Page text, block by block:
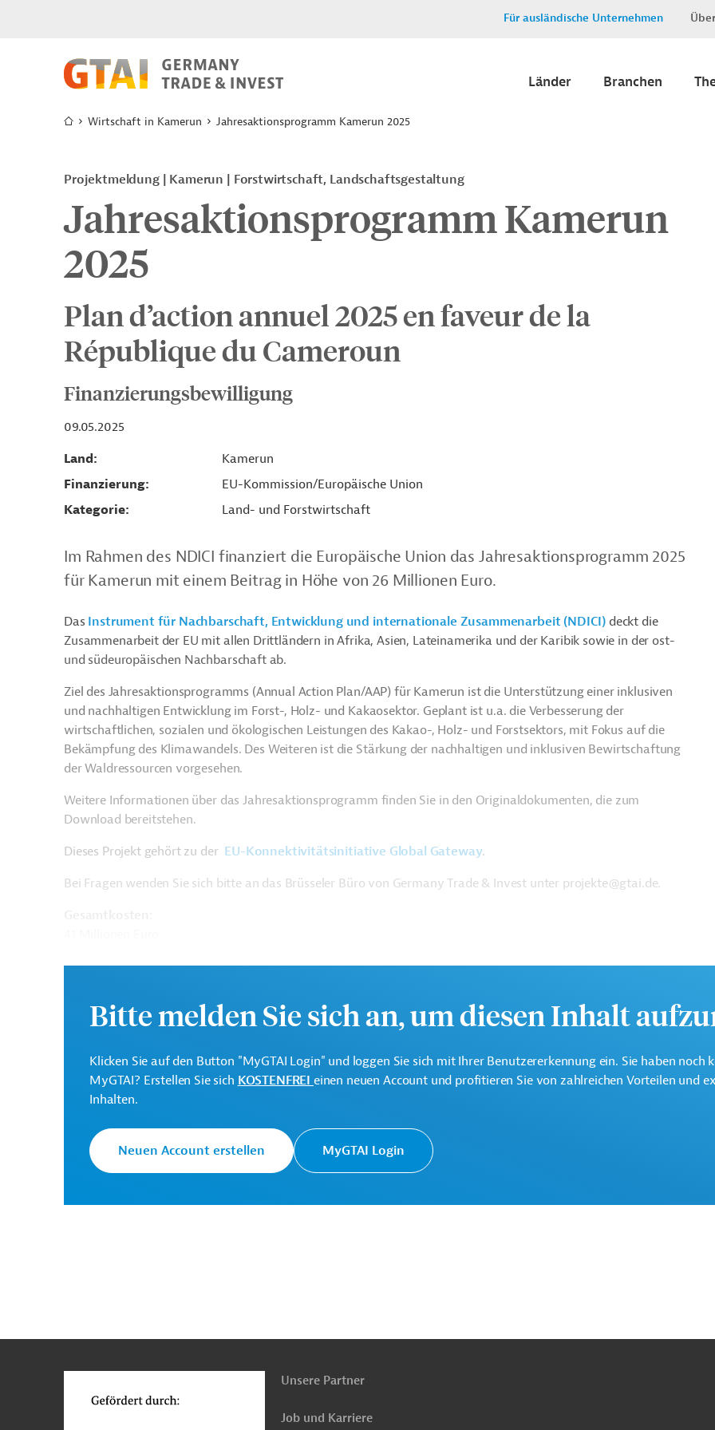
Für ausländische Unternehmen
Länder Branchen
Wirtschaft in Kamerun Jahresaktionsprogramm Kamerun 2025
Projektmeldung Kamerun Forstwirtschaft, Landschaftsgestaltung
Jahresaktionsprogramm Kamerun
2025
Plan d’action annuel 2025 en faveur de la
République du Cameroun
Finanzierungsbewilligung
09.05.2025
Land
Kamerun
Finanzierung
EU-Kommission/Europäische Union
Kategorie
Land- und Forstwirtschaft
Im Rahmen des NDICI finanziert die Europäische Union das Jahresaktionsprogramm 2025
für Kamerun mit einem Beitrag in Höhe von 26 Millionen Euro.
Das Instrument für Nachbarschaft, Entwicklung und internationale Zusammenarbeit (NDICI) deckt die
Zusammenarbeit der EU mit allen Drittländern in Afrika, Asien, Lateinamerika und der Karibik sowie in der ost-
und südeuropäischen Nachbarschaft ab.
Ziel des Jahresaktionsprogramms (Annual Action Plan/AAP) für Kamerun ist die Unterstützung einer inklusiven
und nachhaltigen Entwicklung im Forst-, Holz- und Kakaosektor. Geplant ist u.a. die Verbesserung der
wirtschaftlichen, sozialen und ökologischen Leistungen des Kakao-, Holz- und Forstsektors, mit Fokus auf die
Bekämpfung des Klimawandels. Des Weiteren ist die Stärkung der nachhaltigen und inklusiven Bewirtschaftung
der Waldressourcen vorgesehen.
Weitere Informationen über das Jahresaktionsprogramm finden Sie in den Originaldokumenten, die zum
Download bereitstehen.
Dieses Projekt gehört zu der EU-Konnektivitätsinitiative Global Gateway.
Bei Fragen wenden Sie sich bitte an das Brüsseler Büro von Germany Trade & Invest unter projekte@gtai.de.
Geberbeitrag:
Kontaktadresse
Europäische Kommission
Generaldirektion Internationale Partnerschaften (GD INTPA)
PRO202505071896008 - Annex
(PDF; 369,3 KB)
Bitte melden Sie sich an, um diesen Inhalt
Klicken Sie auf den Button "MyGTAI Login" und loggen Sie sich mit Ihrer Benutzererkennung ein. Sie haben noch
MyGTAI? Erstellen Sie sich KOSTENFREI einen neuen Account und profitieren Sie von zahlreichen Vorteilen und
Inhalten.
Neuen Account erstellen MyGTAI Login
oben
Unsere Partner
Job und Karriere